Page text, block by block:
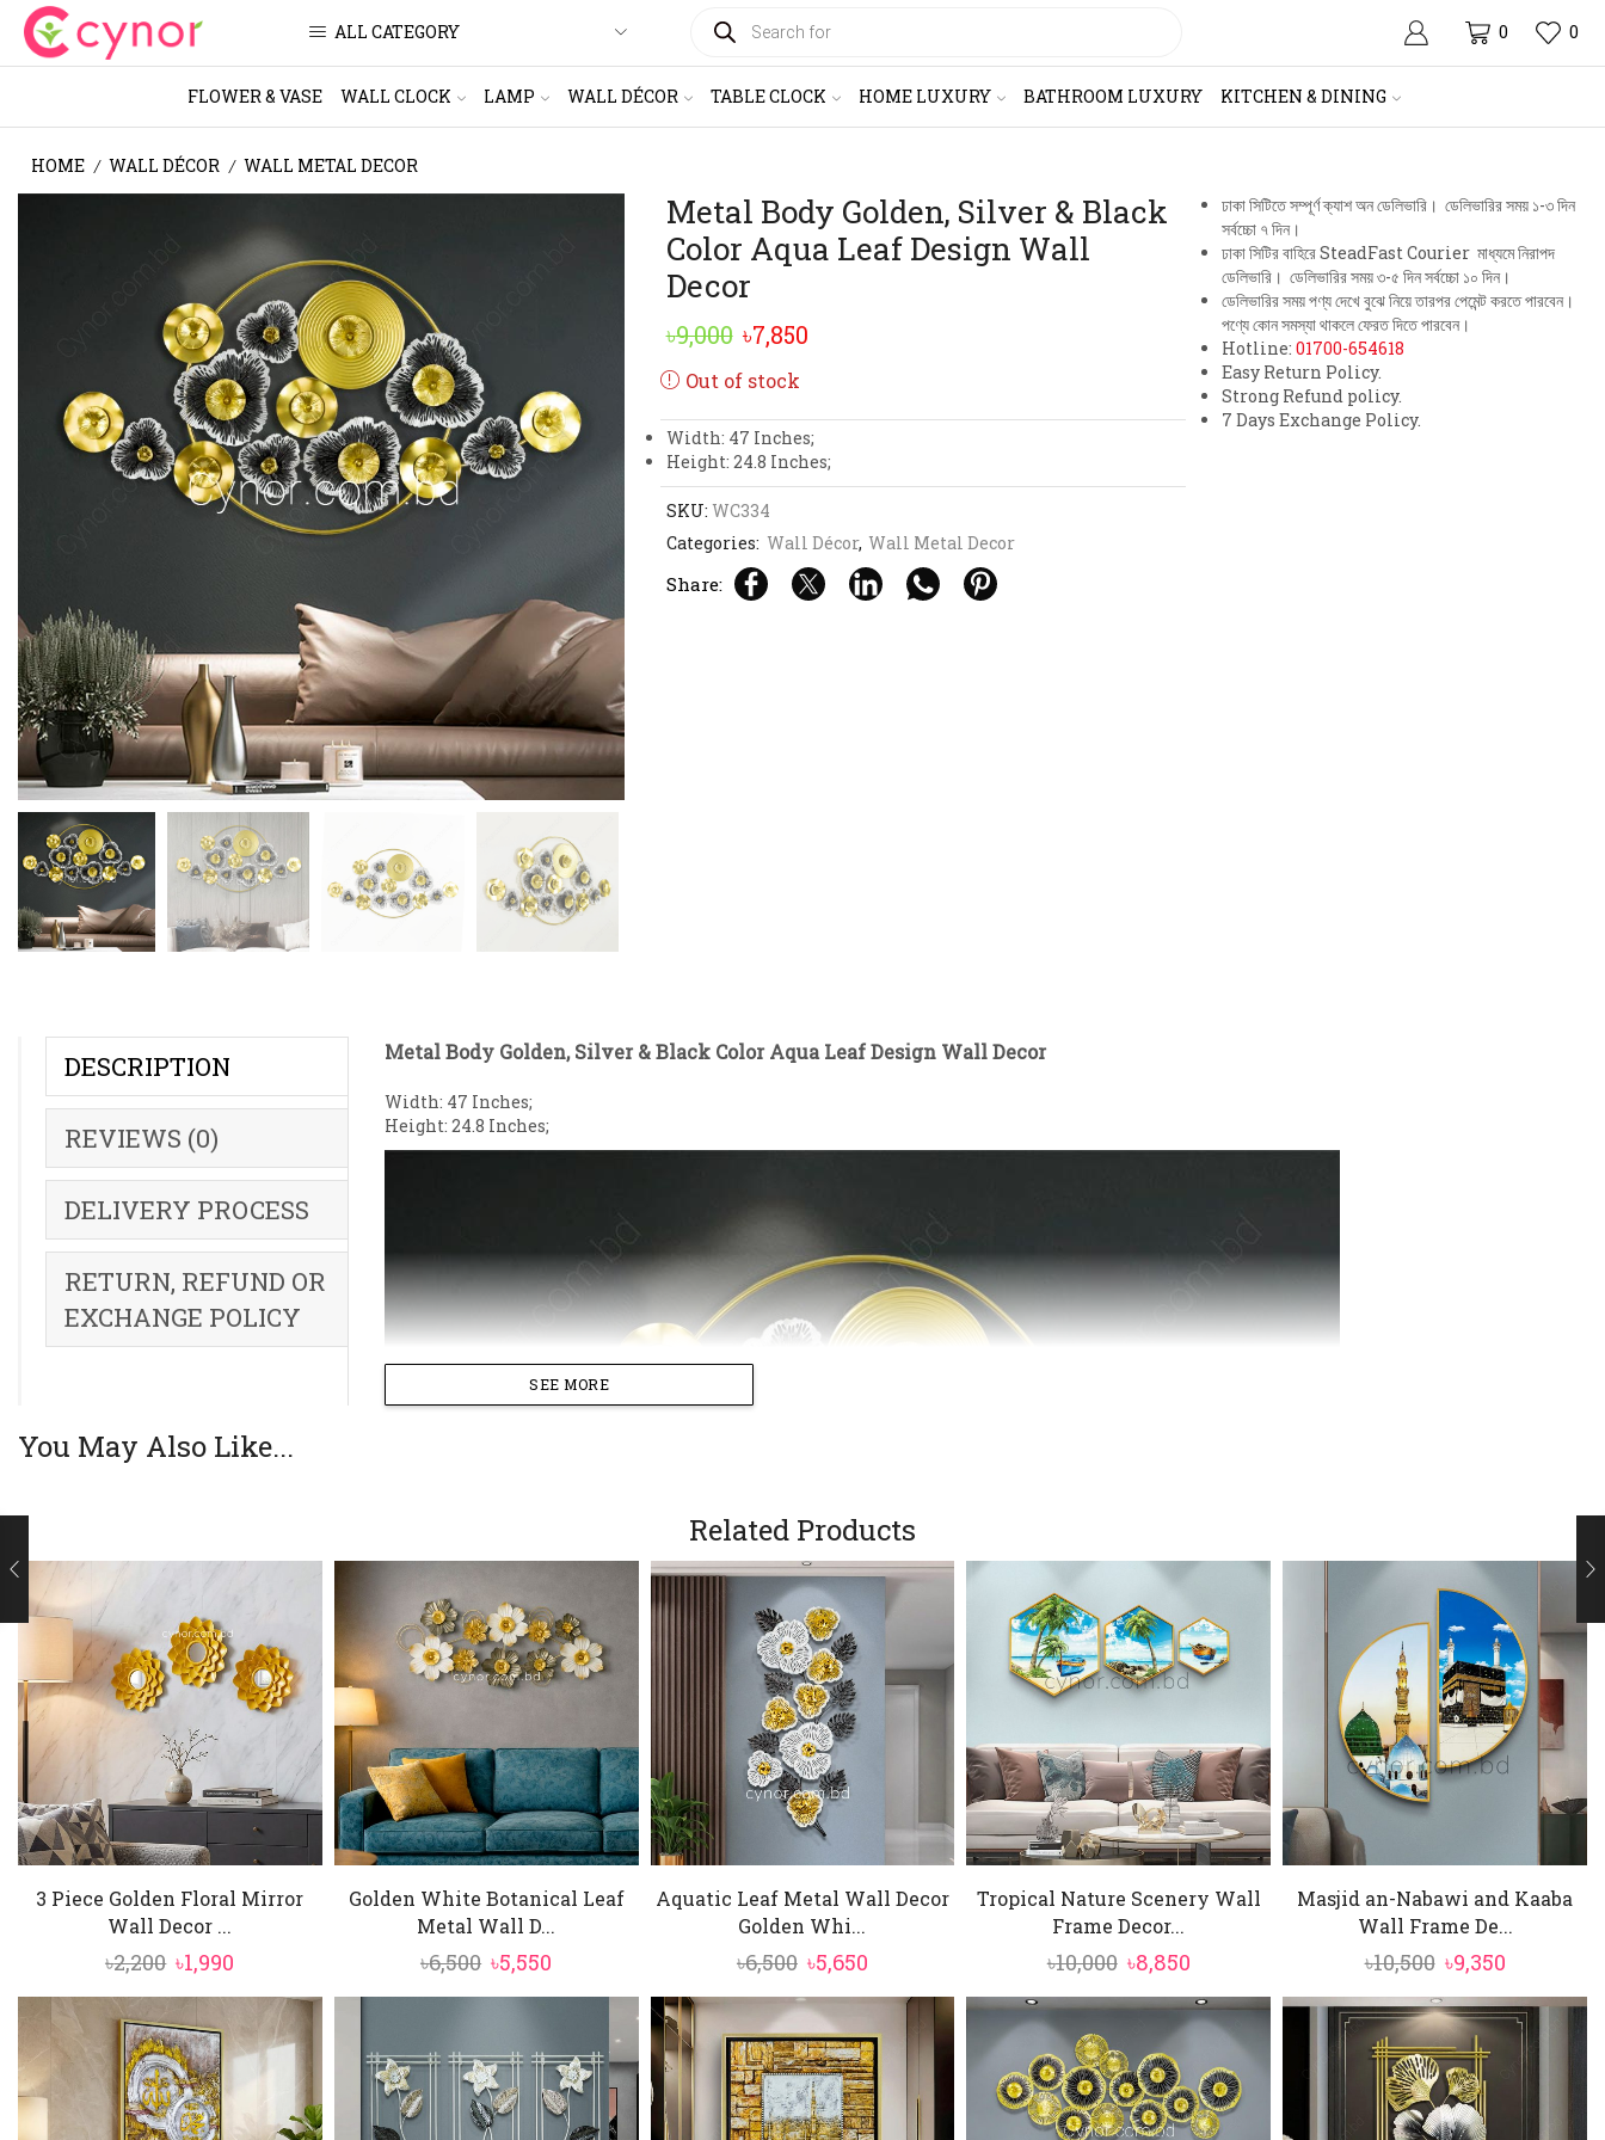
ALL CATEGORY SEARCH 0 0
FLOWER & VASE WALL CLOCK LAMP WALL DÉCOR TABLE CLOCK HOME LUXURY BATHROOM LUXURY KITCHEN & DINING
HOME / WALL DÉCOR / WALL METAL DECOR
Metal Body Golden, Silver & Black
Color Aqua Leaf Design Wall
Decor
৳9,000 Original
price
৳9,000.
৳7,850Current
৳7,850.
Out of stock
Width: 47 Inches;
Height: 24.8 Inches;
SKU: WC334
Categories: Wall Décor, Wall Metal Decor
Share:
ঢাকা সিটিতে সম্পূর্ণ ক্যাশ অন ডেলিভারি। ডেলিভারির সময় ১-৩ দিন
সর্বচ্চো ৭ দিন।
ঢাকা সিটির বাহিরে SteadFast Courier মাধ্যমে নিরাপদ
ডেলিভারি। ডেলিভারির সময় ৩-৫ দিন সর্বচ্চো ১০ দিন।
ডেলিভারির সময় পণ্য দেখে বুঝে নিয়ে তারপর পেমেন্ট করতে পারবেন।
পণ্যে কোন সমস্যা থাকলে ফেরত দিতে পারবেন।
Hotline: 01700-654618
Easy Return Policy.
Strong Refund policy.
7 Days Exchange Policy.
DESCRIPTION
REVIEWS (0)
DELIVERY PROCESS
RETURN, REFUND OR
EXCHANGE POLICY
Metal Body Golden, Silver & Black Color Aqua Leaf Design Wall Decor
Width: 47 Inches;
Height: 24.8 Inches;
SEE MORE
You May Also Like...
Related Products
3 Piece Golden Floral Mirror
Wall Decor ...
৳2,200 Original
price
was:
৳2,200.
৳1,990
price
is:
৳1,990.
Golden White Botanical Leaf
Metal Wall D...
৳6,500 Original
price
৳6,500.
৳5,550
price
৳5,550.
Aquatic Leaf Metal Wall Decor
Golden Whi...
৳6,500 Original
price
was:
৳6,500.
৳5,650Current
price
is:
৳5,650.
Tropical Nature Scenery Wall
Frame Decor...
৳10,000 Original
price
৳10,000.
৳8,850Current
price
is:
৳8,850.
Masjid an-Nabawi and Kaaba
Wall Frame De...
৳10,500 Original
price
was:
৳10,500.
৳9,350Current
price
is:
৳9,350.